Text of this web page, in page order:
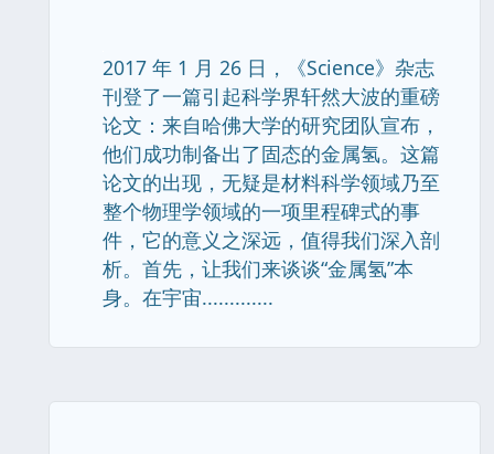
2017 年 1 月 26 日，《Science》杂志
刊登了一篇引起科学界轩然大波的重磅
论文：来自哈佛大学的研究团队宣布，
他们成功制备出了固态的金属氢。这篇
论文的出现，无疑是材料科学领域乃至
整个物理学领域的一项里程碑式的事
件，它的意义之深远，值得我们深入剖
析。首先，让我们来谈谈“金属氢”本
身。在宇宙.............